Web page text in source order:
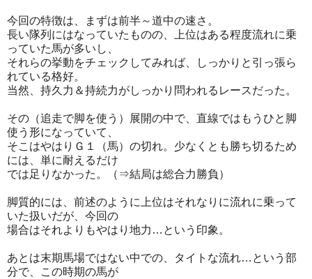
今回の特徴は、まずは前半～道中の速さ。
長い隊列にはなっていたものの、上位はある程度流れに乗
っていた馬が多いし、
それらの挙動をチェックしてみれば、しっかりと引っ張ら
れている格好。
当然、持久力＆持続力がしっかり問われるレースだった。
その（追走で脚を使う）展開の中で、直線ではもうひと脚
使う形になっていて、
そこはやはりＧ１（馬）の切れ。少なくとも勝ち切るため
には、単に耐えるだけ
では足りなかった。（⇒結局は総合力勝負）
脚質的には、前述のように上位はそれなりに流れに乗って
いた扱いだが、今回の
場合はそれよりもやはり地力…という印象。
あとは末期馬場ではない中での、タイトな流れ…という部
分で、この時期の馬が